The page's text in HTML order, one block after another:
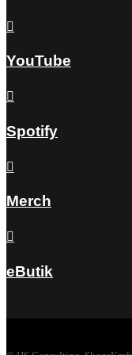

YouTube

Spotify

Merch

eButik